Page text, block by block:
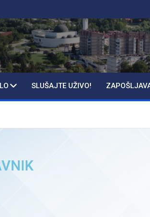
SLUŠAJTE UŽIVO!